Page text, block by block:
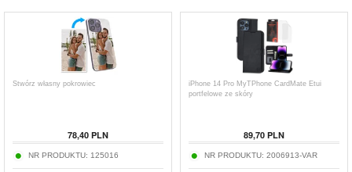
Stwórz własny pokrowiec
78,40 PLN
NR PRODUKTU: 125016
iPhone 14 Pro MyTPhone CardMate Etui
portfelowe ze skóry
89,70 PLN
NR PRODUKTU: 2006913-VAR